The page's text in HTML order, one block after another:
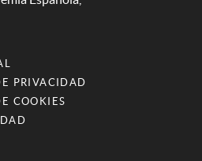
PRIVACIDAD
COOKIES